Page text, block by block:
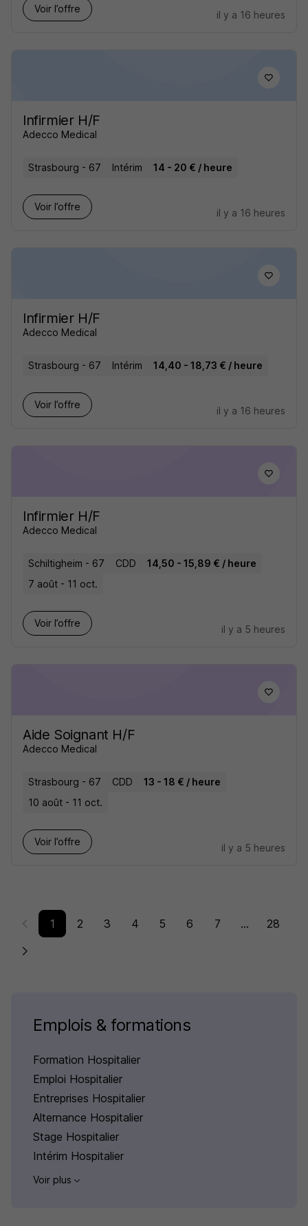
Voir l’offre
il y a 16 heures
Infirmier H/F
Adecco Medical
Strasbourg - 67 Intérim 14 - 20 € / heure
Voir l’offre
il y a 16 heures
Infirmier H/F
Adecco Medical
Strasbourg - 67 Intérim 14,40 - 18,73 € / heure
Voir l’offre
il y a 16 heures
Infirmier H/F
Adecco Medical
Schiltigheim - 67 CDD
14,50 - 15,89 € / heure
7 août - 11 oct.
Voir l’offre
il y a 5 heures
Aide Soignant H/F
Adecco Medical
Strasbourg - 67 CDD
13 - 18 € / heure
10 août - 11 oct.
Voir l’offre
il y a 5 heures
1 2 3 4 5 6 7 ... 28
Emplois & formations
Formation Hospitalier
Emploi Hospitalier
Entreprises Hospitalier
Alternance Hospitalier
Stage Hospitalier
Intérim Hospitalier
Voir plus